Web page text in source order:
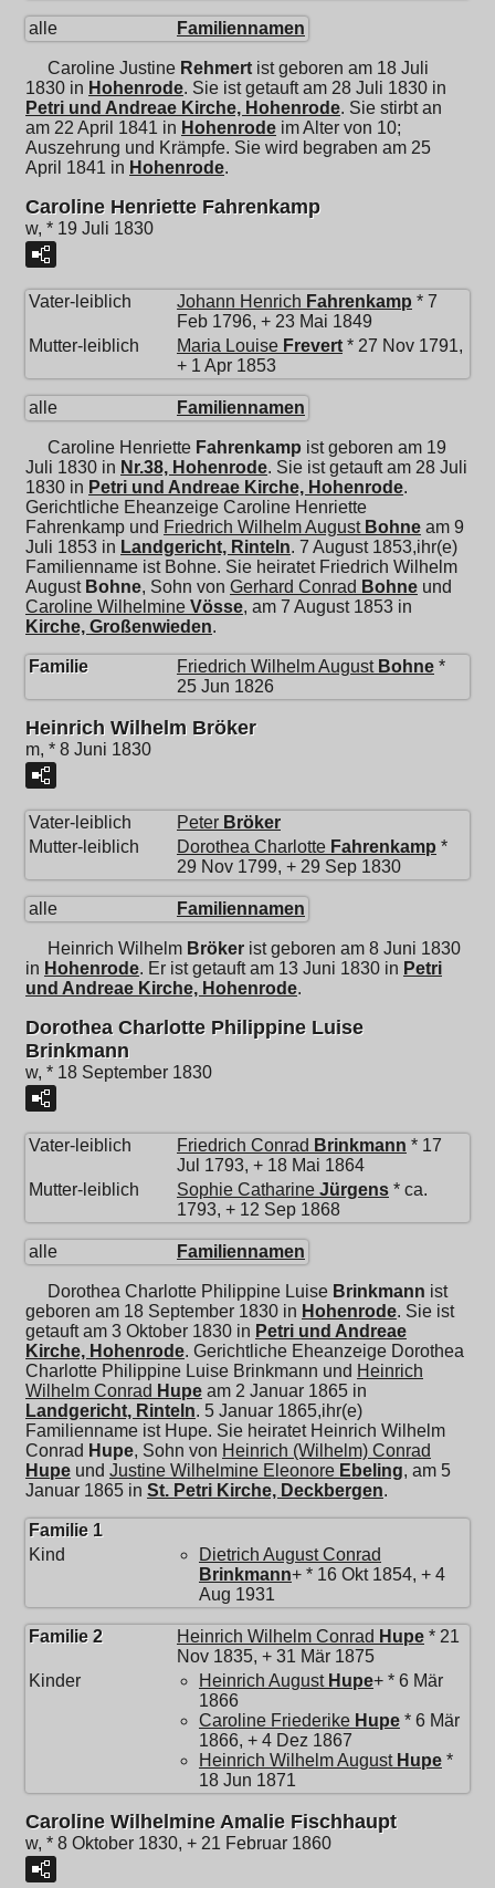
alle Familiennamen
Caroline Justine Rehmert ist geboren am 18 Juli
1830 in Hohenrode. Sie ist getauft am 28 Juli 1830 in
Petri und Andreae Kirche, Hohenrode. Sie stirbt an
am 22 April 1841 in Hohenrode im Alter von 10;
Auszehrung und Krämpfe. Sie wird begraben am 25
April 1841 in Hohenrode.
Caroline Henriette Fahrenkamp
w, * 19 Juli 1830
Vater-leiblich Johann Henrich Fahrenkamp * 7
Feb 1796, + 23 Mai 1849
Mutter-leiblich
Maria Louise Frevert * 27 Nov 1791,
+ 1 Apr 1853
alle Familiennamen
Caroline Henriette Fahrenkamp ist geboren am 19
Juli 1830 in Nr.38, Hohenrode. Sie ist getauft am 28 Juli
1830 in Petri und Andreae Kirche, Hohenrode.
Gerichtliche Eheanzeige Caroline Henriette
Fahrenkamp und Friedrich Wilhelm August Bohne am 9
Juli 1853 in Landgericht, Rinteln. 7 August 1853,ihr(e)
Familienname ist Bohne. Sie heiratet Friedrich Wilhelm
August Bohne, Sohn von Gerhard Conrad Bohne und
Caroline Wilhelmine Vösse, am 7 August 1853 in
Kirche, Großenwieden.
Familie Friedrich Wilhelm August Bohne *
25 Jun 1826
Heinrich Wilhelm Bröker
m, * 8 Juni 1830
Vater-leiblich Peter Bröker
Mutter-leiblich
Dorothea Charlotte Fahrenkamp *
29 Nov 1799, + 29 Sep 1830
alle Familiennamen
Heinrich Wilhelm Bröker ist geboren am 8 Juni 1830
in Hohenrode. Er ist getauft am 13 Juni 1830 in Petri
und Andreae Kirche, Hohenrode.
Dorothea Charlotte Philippine Luise
Brinkmann
w, * 18 September 1830
Vater-leiblich Friedrich Conrad Brinkmann * 17
Jul 1793, + 18 Mai 1864
Mutter-leiblich
Sophie Catharine Jürgens * ca.
1793, + 12 Sep 1868
alle Familiennamen
Dorothea Charlotte Philippine Luise Brinkmann ist
geboren am 18 September 1830 in Hohenrode. Sie ist
getauft am 3 Oktober 1830 in Petri und Andreae
Kirche, Hohenrode. Gerichtliche Eheanzeige Dorothea
Charlotte Philippine Luise Brinkmann und Heinrich
Wilhelm Conrad Hupe am 2 Januar 1865 in
Landgericht, Rinteln. 5 Januar 1865,ihr(e)
Familienname ist Hupe. Sie heiratet Heinrich Wilhelm
Conrad Hupe, Sohn von Heinrich (Wilhelm) Conrad
Hupe und Justine Wilhelmine Eleonore Ebeling, am 5
Januar 1865 in St. Petri Kirche, Deckbergen.
Familie 1
Kind
Dietrich August Conrad
Brinkmann+ * 16 Okt 1854, + 4
Aug 1931
Familie 2 Heinrich Wilhelm Conrad Hupe * 21
Nov 1835, + 31 Mär 1875
Kinder
Heinrich August Hupe+ * 6 Mär
1866
Caroline Friederike Hupe * 6 Mär
1866, + 4 Dez 1867
Heinrich Wilhelm August Hupe *
18 Jun 1871
Caroline Wilhelmine Amalie Fischhaupt
w, * 8 Oktober 1830, + 21 Februar 1860